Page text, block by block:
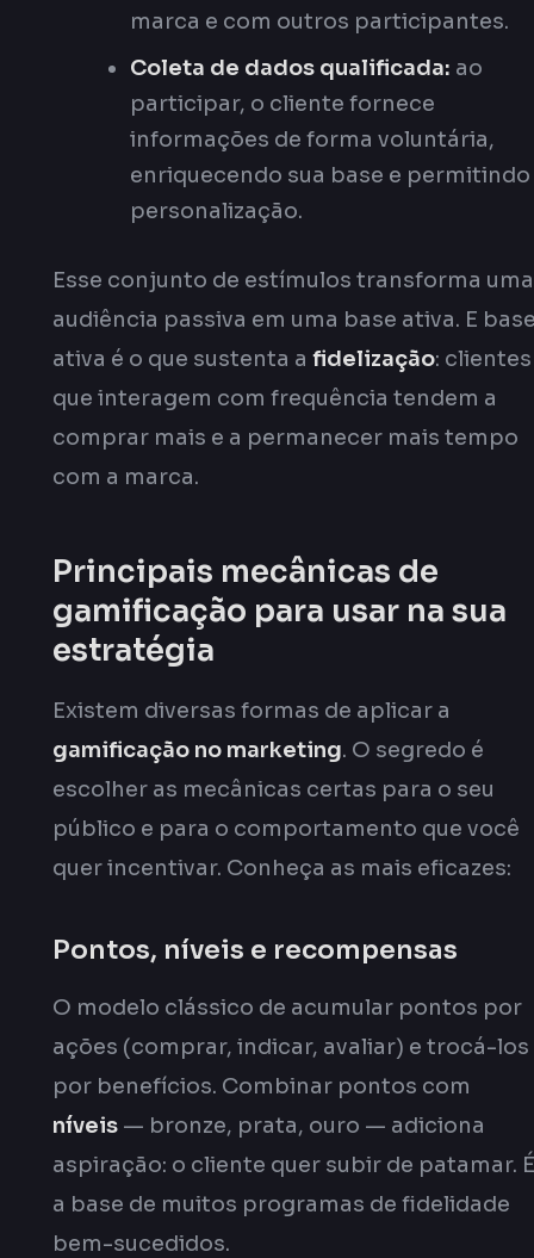
marca e com outros participantes.
Coleta de dados qualificada: ao
participar, o cliente fornece
informações de forma voluntária,
enriquecendo sua base e permitindo
personalização.
Esse conjunto de estímulos transforma uma
audiência passiva em uma base ativa. E
ativa é o que sustenta a fidelização: clientes
que interagem com frequência tendem a
comprar mais e a permanecer mais tempo
com a marca.
Principais mecânicas de
gamificação para usar na sua
estratégia
Existem diversas formas de aplicar a
gamificação no marketing. O segredo é
escolher as mecânicas certas para o seu
público e para o comportamento que você
quer incentivar. Conheça as mais eficazes:
Pontos, níveis e recompensas
O modelo clássico de acumular pontos por
ações (comprar, indicar, avaliar) e trocá-los
por benefícios. Combinar pontos com
níveis — bronze, prata, ouro — adiciona
aspiração: o cliente quer subir de patamar. É
a base de muitos programas de fidelidade
bem-sucedidos.